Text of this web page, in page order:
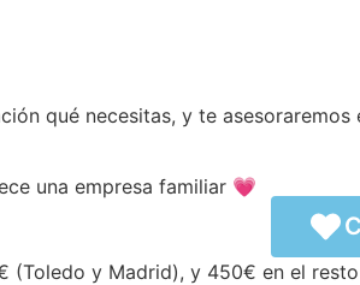
qué necesitas, y te
una empresa familiar 💗
(Toledo y Madrid), y 450€ en el